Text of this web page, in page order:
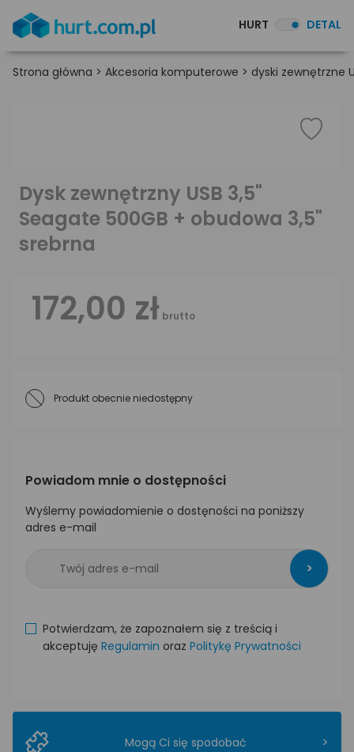
HURT DETAL
Strona główna > Akcesoria komputerowe > dyski zewnętrzne
Dysk zewnętrzny USB 3,5"
Seagate 500GB + obudowa 3,5"
srebrna
172,00 zł brutto
Produkt obecnie niedostępny
Powiadom mnie o dostępności
Wyślemy powiadomienie o dostęności na poniższy
adres e-mail
>
Potwierdzam, że zapoznałem się z treścią i
akceptuję Regulamin oraz Politykę Prywatności
Mogą Ci się spodobać >